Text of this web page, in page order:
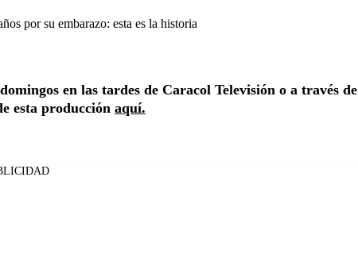
por su embarazo: esta es la historia
en las tardes de Caracol Televisión o a través de
esta producción aquí.